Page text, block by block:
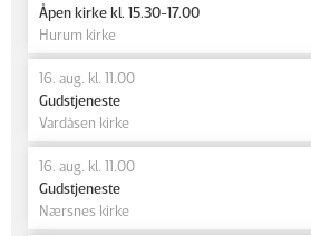
Åpen kirke kl. 15.30-17.00
Hurum kirke
16. aug. kl. 11.00
Gudstjeneste
Vardåsen kirke
16. aug. kl. 11.00
Gudstjeneste
Nærsnes kirke